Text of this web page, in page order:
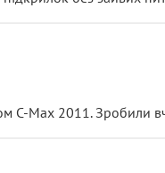
C-Max 2011. Зробили